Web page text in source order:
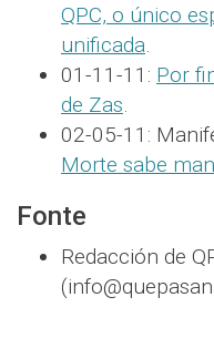
QPC, o único
unificada.
01-11-11: Por
de Zas.
02-05-11:
Morte sabe
Fonte
Redacción de